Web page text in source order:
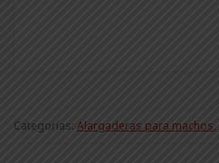
Categorías: Alargaderas para machos,